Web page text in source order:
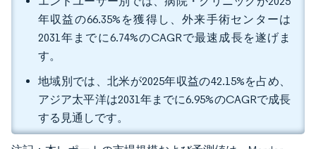
年収益の66.35%を獲得し、外来手術センターは
2031年までに6.74%のCAGRで最速成長を遂げま
す。
地域別では、北米が2025年収益の42.15%を占め、
アジア太平洋は2031年までに6.95%のCAGRで成長
する見通しです。